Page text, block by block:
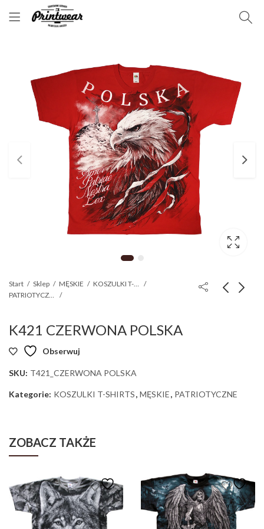
Start Sklep MĘSKIE
KOSZULKI T-SHIRTS
PATRIOTYCZNE
K421 CZERWONA POLSKA
Obserwuj
SKU: T421_CZERWONA POLSKA
Kategorie: KOSZULKI T-SHIRTS, MĘSKIE, PATRIOTYCZNE
ZOBACZ TAKŻE